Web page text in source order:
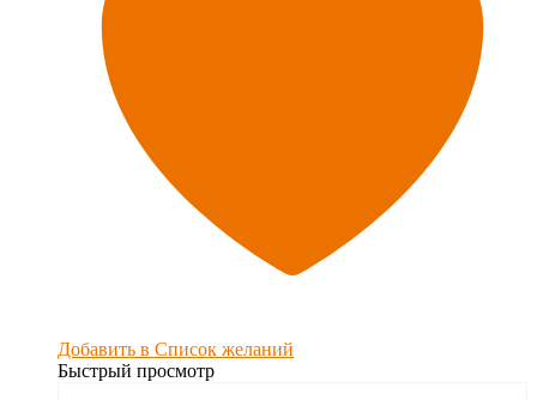
Добавить в Список желаний
Быстрый просмотр